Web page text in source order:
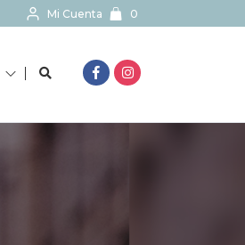
Mi Cuenta 0
BUSCAR...